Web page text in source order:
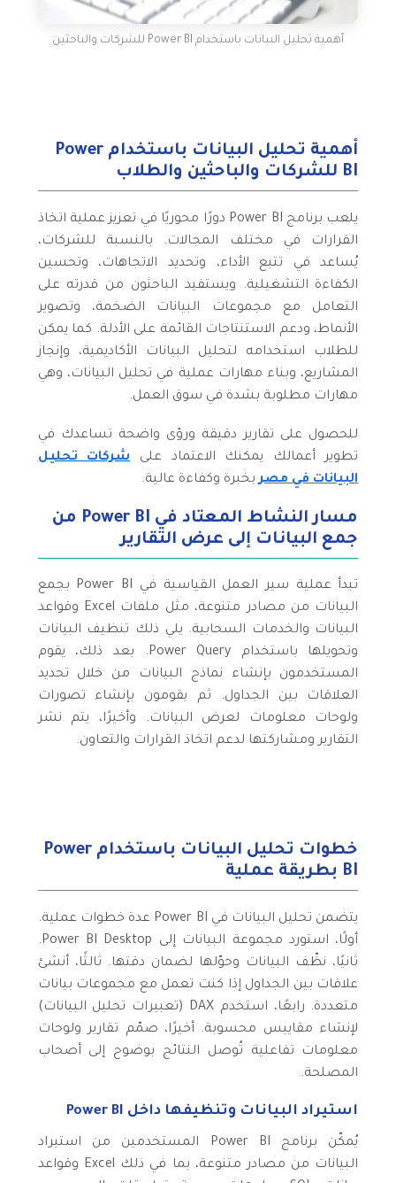
أهمية تحليل البيانات باستخدام Power BI للشركات والباحثين
أهمية تحليل البيانات باستخدام Power
BI للشركات والباحثين والطلاب
يلعب برنامج Power BI دورًا محوريًا في تعزيز عملية اتخاذ
القرارات في مختلف المجالات. بالنسبة للشركات،
يُساعد في تتبع الأداء، وتحديد الاتجاهات، وتحسين
الكفاءة التشغيلية. ويستفيد الباحثون من قدرته على
التعامل مع مجموعات البيانات الضخمة، وتصوير
الأنماط، ودعم الاستنتاجات القائمة على الأدلة. كما يمكن
للطلاب استخدامه لتحليل البيانات الأكاديمية، وإنجاز
المشاريع، وبناء مهارات عملية في تحليل البيانات، وهي
مهارات مطلوبة بشدة في سوق العمل.
للحصول على تقارير دقيقة ورؤى واضحة تساعدك في
تطوير أعمالك يمكنك الاعتماد علىشركات تحليل
البيانات في مصربخبرة وكفاءة عالية.
مسار النشاط المعتاد في Power BI من
جمع البيانات إلى عرض التقارير
تبدأ عملية سير العمل القياسية في Power BI بجمع
البيانات من مصادر متنوعة، مثل ملفات Excel وقواعد
البيانات والخدمات السحابية. يلي ذلك تنظيف البيانات
وتحويلها باستخدام Power Query. بعد ذلك، يقوم
المستخدمون بإنشاء نماذج البيانات من خلال تحديد
العلاقات بين الجداول. ثم يقومون بإنشاء تصورات
ولوحات معلومات لعرض البيانات. وأخيرًا، يتم نشر
التقارير ومشاركتها لدعم اتخاذ القرارات والتعاون.
خطوات تحليل البيانات باستخدام Power
BI بطريقة عملية
يتضمن تحليل البيانات في Power BI عدة خطوات عملية.
أولًا، استورد مجموعة البيانات إلى Power BI Desktop.
ثانيًا، نظّف البيانات وحوّلها لضمان دقتها. ثالثًا، أنشئ
علاقات بين الجداول إذا كنت تعمل مع مجموعات بيانات
متعددة. رابعًا، استخدم DAX (تعبيرات تحليل البيانات)
لإنشاء مقاييس محسوبة. أخيرًا، صمّم تقارير ولوحات
معلومات تفاعلية تُوصل النتائج بوضوح إلى أصحاب
المصلحة.
استيراد البيانات وتنظيفها داخل Power BI
يُمكّن برنامج Power BI المستخدمين من استيراد
البيانات من مصادر متنوعة، بما في ذلك Excel وقواعد